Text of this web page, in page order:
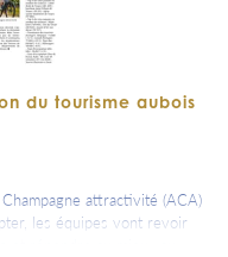
du tourisme aubois
attractivité (ACA)
les équipes vont revoir